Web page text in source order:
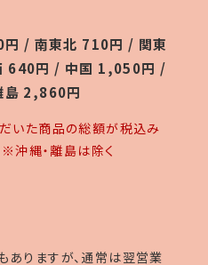
/ 南東北 710円 / 関東
640円 / 中国 1,050円 /
島 2,860円
だいた商品の総額が税込み
縄・離島は除く
りますが、通常は翌営業